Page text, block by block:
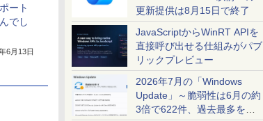
更新提供は8月15日で終了
JavaScriptからWinRT APIを
直接呼び出せる仕組みがパブ
リックプレビュー
2026年7月の「Windows
Update」～脆弱性は6月の約
3倍で622件、過去最多を大
ート
でし
6月13日